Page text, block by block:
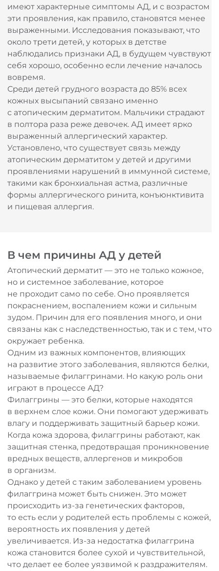
имеют характерные симптомы АД, и с возрастом
эти проявления, как правило, становятся менее
выраженными. Исследования показывают, что
около трети детей, у которых в детстве
наблюдались признаки АД, в будущем чувствуют
себя хорошо, особенно если лечение началось
вовремя.
Среди детей грудного возраста до 85% всех
кожных высыпаний связано именно
с атопическим дерматитом. Мальчики страдают
в полтора раза реже девочек. АД имеет ярко
выраженный аллергический характер.
Установлено, что существует связь между
атопическим дерматитом у детей и другими
проявлениями нарушений в иммунной системе,
такими как бронхиальная астма, различные
формы аллергического ринита, конъюнктивита
и пищевая аллергия.
В чем причины АД у детей
Атопический дерматит — это не только кожное,
но и системное заболевание, которое
не проходит само по себе. Оно проявляется
покраснением, воспалением кожи и сильным
зудом. Причин для его появления много, и они
связаны как с наследственностью, так и с тем, что
окружает ребенка.
Одним из важных компонентов, влияющих
на развитие этого заболевания, являются белки,
называемые филаггринами. Но какую роль они
играют в процессе АД?
Филаггрины — это белки, которые находятся
в верхнем слое кожи. Они помогают удерживать
влагу и поддерживать защитный барьер кожи.
Когда кожа здорова, филаггрины работают, как
защитная стенка, предотвращая проникновение
вредных веществ, аллергенов и микробов
в организм.
Однако у детей с таким заболеванием уровень
филаггрина может быть снижен. Это может
происходить из-за генетических факторов,
то есть если у родителей есть проблемы с кожей,
вероятность их появления у детей
увеличивается. Из-за недостатка филаггрина
кожа становится более сухой и чувствительной,
что делает ее более уязвимой к раздражителям.